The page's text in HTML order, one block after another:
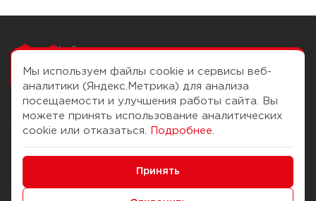
Чтобы вам легко
О компании
История Компании
Журнал
Помощь
Доставка и оплата
Способы оплаты
Мы используем файлы cookie и сервисы веб-
аналитики (Яндекс.Метрика) для анализа
посещаемости и улучшения работы сайта. Вы
можете принять использование аналитических
cookie или отказаться.
Подробнее
Принять